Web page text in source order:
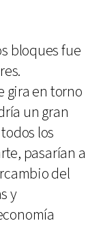
bloques fue
gira en torno
un gran
los
pasarían a
del
y